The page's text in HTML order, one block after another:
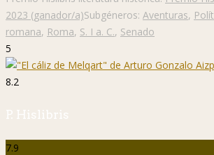
2023 (ganador/a)Subgéneros: Aventuras,
romana, Roma, S. I a. C., Senado
5
8.2
P. Hislibris
7.9